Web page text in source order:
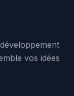
vos idées